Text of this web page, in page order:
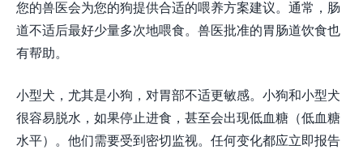
您的兽医会为您的狗提供合适的喂养方案建议。通常，肠
道不适后最好少量多次地喂食。兽医批准的胃肠道饮食也
有帮助。
小型犬，尤其是小狗，对胃部不适更敏感。小狗和小型犬
很容易脱水，如果停止进食，甚至会出现低血糖（低血糖
水平）。他们需要受到密切监视。任何变化都应立即报告